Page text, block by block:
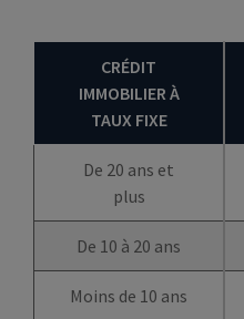
CRÉDIT
IMMOBILIER À
TAUX FIXE
De 20 ans et
plus
De 10 à 20 ans
Moins de 10 ans